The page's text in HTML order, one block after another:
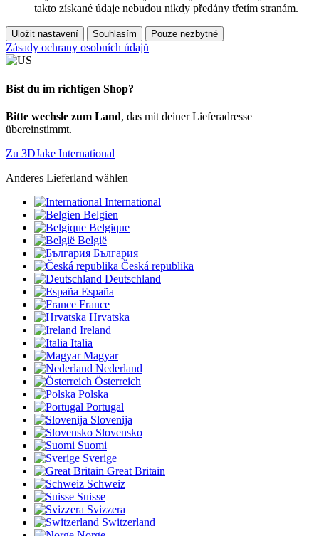
takto získané údaje nebudou nikdy předány třetím stranám.
Uložit nastavení Souhlasím Pouze nezbytné
Zásady ochrany osobních údajů
Bist du im richtigen Shop?
Bitte wechsle zum Land, das mit deiner Lieferadresse
übereinstimmt.
Zu 3DJake International
Anderes Lieferland wählen
International
Belgien
Belgique
België
България
Česká republika
Deutschland
España
France
Hrvatska
Ireland
Italia
Magyar
Nederland
Österreich
Polska
Portugal
Slovenija
Slovensko
Suomi
Sverige
Great Britain
Schweiz
Suisse
Svizzera
Switzerland